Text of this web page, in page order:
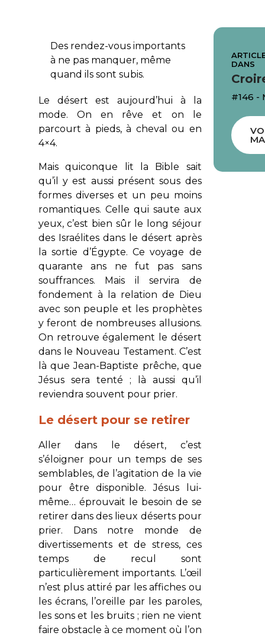
Des rendez-vous importants
à ne pas manquer, même
quand ils sont subis.
Le désert est aujourd’hui à la
mode. On en rêve et on le
parcourt à pieds, à cheval ou en
4×4.
Mais quiconque lit la Bible sait
qu’il y est aussi présent sous des
formes diverses et un peu moins
romantiques. Celle qui saute aux
yeux, c’est bien sûr le long séjour
des Israélites dans le désert après
la sortie d’Égypte. Ce voyage de
quarante ans ne fut pas sans
souffrances. Mais il servira de
fondement à la relation de Dieu
avec son peuple et les prophètes
y feront de nombreuses allusions.
On retrouve également le désert
dans le Nouveau Testament. C’est
là que Jean-Baptiste prêche, que
Jésus sera tenté ; là aussi qu’il
reviendra souvent pour prier.
Le désert pour se retirer
Aller dans le désert, c’est
s’éloigner pour un temps de ses
semblables, de l’agitation de la vie
pour être disponible. Jésus lui-
même… éprouvait le besoin de se
retirer dans des lieux déserts pour
prier. Dans notre monde de
divertissements et de stress, ces
temps de recul sont
particulièrement importants. L’œil
n’est plus attiré par les affiches ou
les écrans, l’oreille par les paroles,
les sons et les bruits ; rien ne vient
faire obstacle à ce moment où l’on
DANS
#146 -